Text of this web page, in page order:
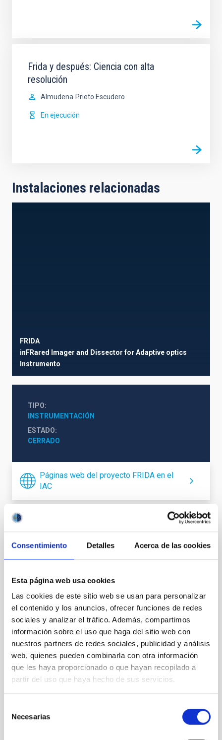
Consentimiento Detalles Acerca de las cookies
Esta página web usa cookies
Las cookies de este sitio web se usan para personalizar
el contenido y los anuncios, ofrecer funciones de redes
sociales y analizar el tráfico. Además, compartimos
información sobre el uso que haga del sitio web con
nuestros partners de redes sociales, publicidad y análisis
web, quienes pueden combinarla con otra información
que les haya proporcionado o que hayan recopilado a
partir del uso que haya hecho de sus servicios.
Necesarias
Frida y después: Ciencia con alta
resolución
Almudena Prieto Escudero
En ejecución
Instalaciones relacionadas
FRIDA
inFRared Imager and Dissector for Adaptive optics
Instrumento
TIPO
INSTRUMENTACIÓN
ESTADO
CERRADO
Páginas web del proyecto FRIDA en el
IAC
Instrumentación infrarroja